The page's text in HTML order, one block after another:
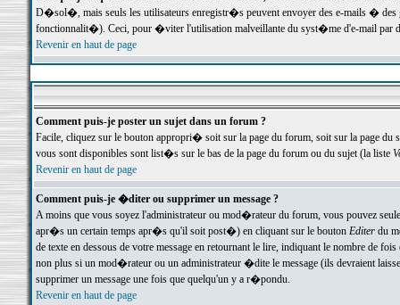
D�sol�, mais seuls les utilisateurs enregistr�s peuvent envoyer des e-mails �
fonctionnalit�). Ceci, pour �viter l'utilisation malveillante du syst�me d'e-mail par
Revenir en haut de page
Comment puis-je poster un sujet dans un forum ?
Facile, cliquez sur le bouton appropri� soit sur la page du forum, soit sur la page du
vous sont disponibles sont list�s sur le bas de la page du forum ou du sujet (la liste
Revenir en haut de page
Comment puis-je �diter ou supprimer un message ?
A moins que vous soyez l'administrateur ou mod�rateur du forum, vous pouvez
apr�s un certain temps apr�s qu'il soit post�) en cliquant sur le bouton Editerdu
de texte en dessous de votre message en retournant le lire, indiquant le nombre
non plus si un mod�rateur ou un administrateur �dite le message (ils devraient
supprimer un message une fois que quelqu'un y a r�pondu.
Revenir en haut de page